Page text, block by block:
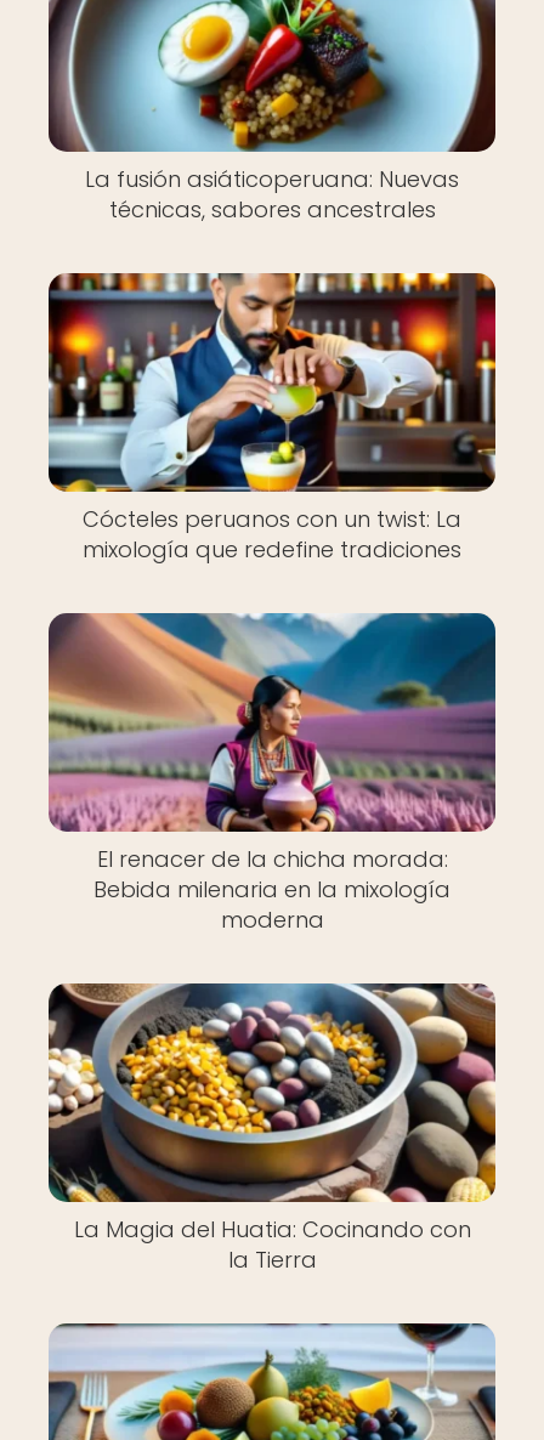
La fusión asiáticoperuana: Nuevas
técnicas, sabores ancestrales
Cócteles peruanos con un twist: La
mixología que redefine tradiciones
El renacer de la chicha morada:
Bebida milenaria en la mixología
moderna
La Magia del Huatia: Cocinando con
la Tierra